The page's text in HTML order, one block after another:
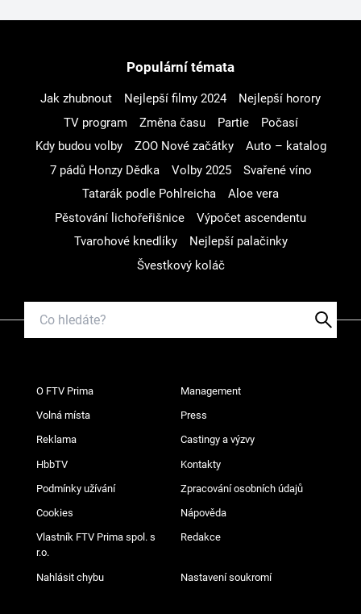
Populární témata
Jak zhubnout Nejlepší filmy 2024
Nejlepší horory
TV program
Změna času Partie
Počasí
Kdy budou volby
ZOO Nové začátky
Auto – katalog
7 pádů Honzy Dědka
Volby 2025
Svařené víno
Tatarák podle Pohlreicha
Aloe vera
Pěstování lichořeřišnice
Výpočet ascendentu
Tvarohové knedlíky
Nejlepší palačinky
Švestkový koláč
O FTV Prima Management
Volná místa Press
Reklama Castingy a výzvy
HbbTV Kontakty
Podmínky užívání Zpracování osobních údajů
Cookies Nápověda
Vlastník FTV Prima spol. s
r.o.
Redakce
Nahlásit chybu Nastavení soukromí